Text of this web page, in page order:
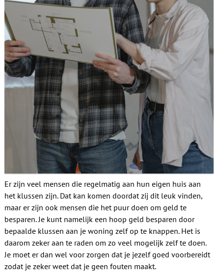
Contact
Er zijn veel mensen die regelmatig aan hun eigen huis aan
het klussen zijn. Dat kan komen doordat zij dit leuk vinden,
maar er zijn ook mensen die het puur doen om geld te
besparen. Je kunt namelijk een hoop geld besparen door
bepaalde klussen aan je woning zelf op te knappen. Het is
daarom zeker aan te raden om zo veel mogelijk zelf te doen.
Je moet er dan wel voor zorgen dat je jezelf goed voorbereidt
zodat je zeker weet dat je geen fouten maakt.